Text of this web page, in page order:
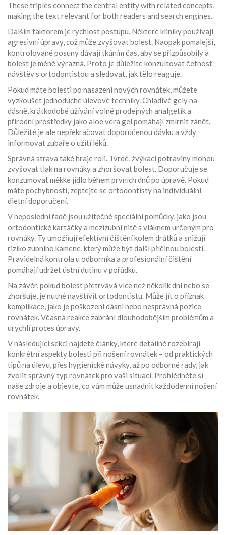
These triples connect the central entity with related concepts,
making the text relevant for both readers and search engines.
Dalším faktorem je rychlost postupu. Některé kliniky používají
agresivní úpravy, což může zvyšovat bolest. Naopak pomalejší,
kontrolované posuny dávají tkáním čas, aby se přizpůsobily a
bolest je méně výrazná. Proto je důležité konzultovat četnost
návštěv s ortodontistou a sledovat, jak tělo reaguje.
Pokud máte bolesti po nasazení nových rovnátek, můžete
vyzkoušet jednoduché úlevové techniky. Chladivé gely na
dásně, krátkodobé užívání volně prodejných analgetik a
přírodní prostředky jako aloe vera gel pomáhají zmírnit zánět.
Důležité je ale nepřekračovat doporučenou dávku a vždy
informovat zubaře o užití léků.
Správná strava také hraje roli. Tvrdé, žvýkací potraviny mohou
zvyšovat tlak na rovnáky a zhoršovat bolest. Doporučuje se
konzumovat měkké jídlo během prvních dnů po úpravě. Pokud
máte pochybnosti, zeptejte se ortodontisty na individuální
dietní doporučení.
V neposlední řadě jsou užitečné speciální pomůcky, jako jsou
ortodontické kartáčky a mezizubní nitě s vláknem určeným pro
rovnáky. Ty umožňují efektivní čištění kolem drátků a snižují
riziko zubního kamene, který může být další příčinou bolesti.
Pravidelná kontrola u odborníka a profesionální čištění
pomáhají udržet ústní dutinu v pořádku.
Na závěr, pokud bolest přetrvává více než několik dní nebo se
zhoršuje, je nutné navštívit ortodontistu. Může jít o příznak
komplikace, jako je poškození dásní nebo nesprávná pozice
rovnátek. Včasná reakce zabrání dlouhodobějším problémům a
urychlí proces úpravy.
V následující sekci najdete články, které detailně rozebírají
konkrétní aspekty bolesti při nošení rovnátek – od praktických
tipů na úlevu, přes hygienické návyky, až po odborné rady, jak
zvolit správný typ rovnátek pro vaši situaci. Prohlédněte si
naše zdroje a objevte, co vám může usnadnit každodenní nošení
rovnátek.